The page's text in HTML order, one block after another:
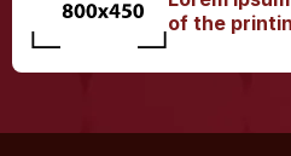
of the